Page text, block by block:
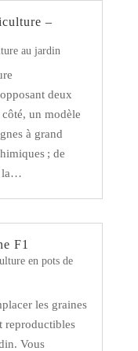
–
au jardin
deux
un modèle
à grand
; de
la…
F1
en pots de
les graines
reproductibles
Vous